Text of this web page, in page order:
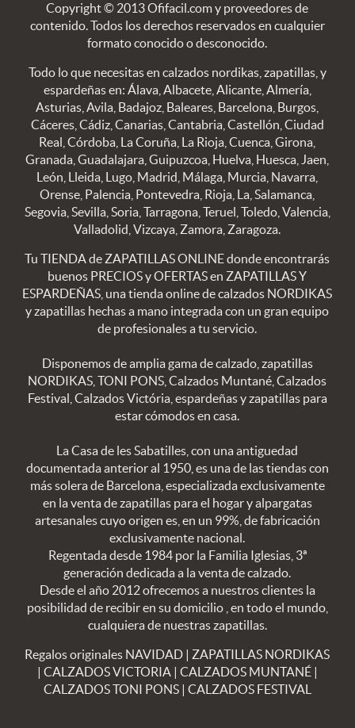
Copyright © 2013 Ofifacil.com y proveedores de
contenido. Todos los derechos reservados en cualquier
formato conocido o desconocido.
Todo lo que necesitas en calzados nordikas, zapatillas, y
espardeñas en: Álava, Albacete, Alicante, Almería,
Asturias, Avila, Badajoz, Baleares, Barcelona, Burgos,
Cáceres, Cádiz, Canarias, Cantabria, Castellón, Ciudad
Real, Córdoba, La Coruña, La Rioja, Cuenca, Girona,
Granada, Guadalajara, Guipuzcoa, Huelva, Huesca, Jaen,
León, Lleida, Lugo, Madrid, Málaga, Murcia, Navarra,
Orense, Palencia, Pontevedra, Rioja, La, Salamanca,
Segovia, Sevilla, Soria, Tarragona, Teruel, Toledo, Valencia,
Valladolid, Vizcaya, Zamora, Zaragoza.
Tu TIENDA de ZAPATILLAS ONLINE donde encontrarás
buenos PRECIOS y OFERTAS en ZAPATILLAS Y
ESPARDEÑAS, una tienda online de calzados NORDIKAS
y zapatillas hechas a mano integrada con un gran equipo
de profesionales a tu servicio.
Disponemos de amplia gama de calzado, zapatillas
NORDIKAS, TONI PONS, Calzados Muntané, Calzados
Festival, Calzados Victória, espardeñas y zapatillas para
estar cómodos en casa.
La Casa de les Sabatilles, con una antiguedad
documentada anterior al 1950, es una de las tiendas con
más solera de Barcelona, especializada exclusivamente
en la venta de zapatillas para el hogar y alpargatas
artesanales cuyo origen es, en un 99%, de fabricación
exclusivamente nacional.
Regentada desde 1984 por la Familia Iglesias, 3ª
generación dedicada a la venta de calzado.
Desde el año 2012 ofrecemos a nuestros clientes la
posibilidad de recibir en su domicilio , en todo el mundo,
cualquiera de nuestras zapatillas.
Regalos originales NAVIDAD | ZAPATILLAS NORDIKAS
| CALZADOS VICTORIA| CALZADOS MUNTANÉ|
CALZADOS TONI PONS| CALZADOS FESTIVAL